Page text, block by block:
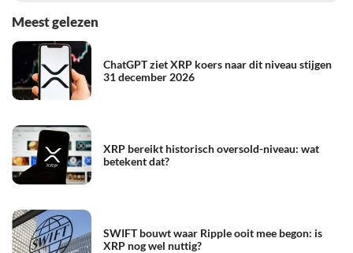
Meest gelezen
ChatGPT ziet XRP koers naar dit niveau stijgen
31 december 2026
XRP bereikt historisch oversold-niveau: wat
betekent dat?
SWIFT bouwt waar Ripple ooit mee begon: is
XRP nog wel nuttig?